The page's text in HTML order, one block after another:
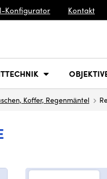
Konfigurator Kontakt
Koffer, Regenmäntel